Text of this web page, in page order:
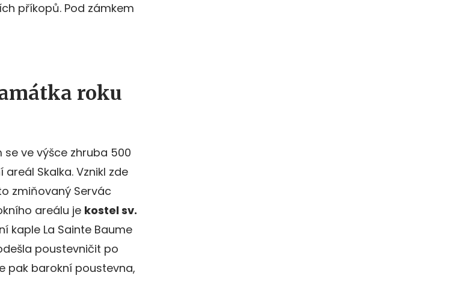
příkopů. Pod zámkem
roku
se ve výšce zhruba 500
Skalka. Vznikl zde
zmiňovaný Servác
areálu je kostel sv.
kaple La Sainte Baume
poustevničit po
pak barokní poustevna,